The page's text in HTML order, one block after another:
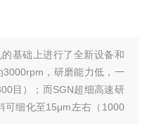
基础上进行了全新设备和
，研磨能力低，一
目）；而SGN超细高速研
可细化至15μm左右（1000